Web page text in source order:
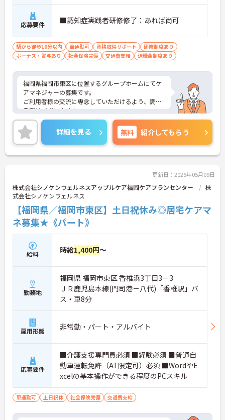
応募要件 ■認知症実践者研修修了：あれば尚可
駅から徒歩10分以内 車通勤可 資格取得サポート
研修制度あり
ボーナス・賞与あり
社会保険完備 交通費支給 退職金制度あり
福岡県福岡市東区に位置するグループホームにてケ
アマネジャーの募集です。
ご利用者様の交流に専念していただけるよう、調理
業務はございません。
残業はありません！スタッフへの負担をできる限り
軽減させ、働きやすい環境づくりを心がけていま
す。希望休は3日まで申請OK！ご予定なども楽しん
でいただけるよう配慮いたします。
ご興味のある方には、面接対策ポイントなど、さら
詳細を見る 無料 紹介してもらう
更新日：2026年05月09日
株式会社シノケンウェルネスアップルケア福岡ケアプランセンター
株
式会社シノケンウェルネス
【福岡県／福岡市東区】土日祝休み◎居宅ケアマ
ネ募集★《パート》
給料 時給1,400円～
勤務地
福岡県 福岡市東区 香椎浜3丁目3－3
ＪＲ鹿児島本線(門司港－八代)「香椎駅」バ
ス・車8分
雇用形態 非常勤・パート・アルバイト
応募要件
■介護支援専門員必須 ■経験必須 ■普通自
動車運転免許（AT限定可）必須 ■WordやE
xcelの基本操作ができる程度のPCスキル
車通勤可 土日祝休 社会保険完備 交通費支給